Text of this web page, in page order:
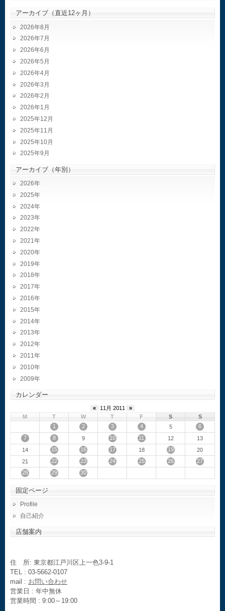
アーカイブ（直近12ヶ月）
2026年8月
2026年7月
2026年6月
2026年5月
2026年4月
2026年3月
2026年2月
2026年1月
2025年12月
2025年11月
2025年10月
2025年9月
アーカイブ（年別）
2026
2025
2024
2023
2022
2021
2020
2019
2018
2017
2016
2015
2014
2013
2012
2011
2010
2009
カレンダー
« 11月 2011
»
M
T W T F S
S
1
2 3 4 5
6
7
8 9 10 11 12
13
14
15 16 17 18 19
20
21
22 23 24 25 26
27
28
29 30
固定ページ
Profile
自己紹介
店舗案内
住 所: 東京都江戸川区上一色3-9-1
TEL : 03-5662-0107
mail : お問い合わせ
営業日 : 年中無休
営業時間 : 9:00～19:00